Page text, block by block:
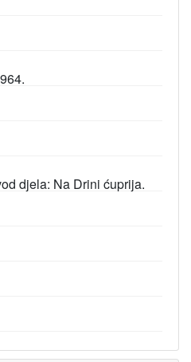
djela: Na Drini ćuprija.